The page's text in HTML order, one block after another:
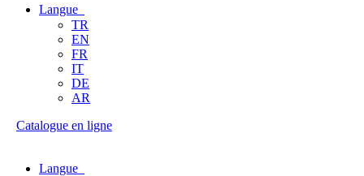
Langue
TR
EN
FR
IT
DE
AR
Catalogue en ligne
Langue